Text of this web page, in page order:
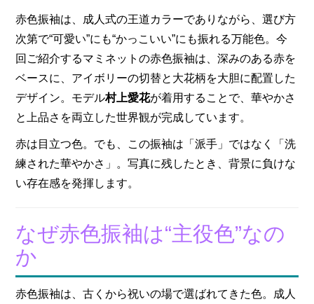
赤色振袖は、成人式の王道カラーでありながら、選び方
次第で“可愛い”にも“かっこいい”にも振れる万能色。今
回ご紹介するマミネットの赤色振袖は、深みのある赤を
ベースに、アイボリーの切替と大花柄を大胆に配置した
デザイン。モデル村上愛花が着用することで、華やかさ
と上品さを両立した世界観が完成しています。
赤は目立つ色。でも、この振袖は「派手」ではなく「洗
練された華やかさ」。写真に残したとき、背景に負けな
い存在感を発揮します。
なぜ赤色振袖は“主役色”なの
か
赤色振袖は、古くから祝いの場で選ばれてきた色。成人